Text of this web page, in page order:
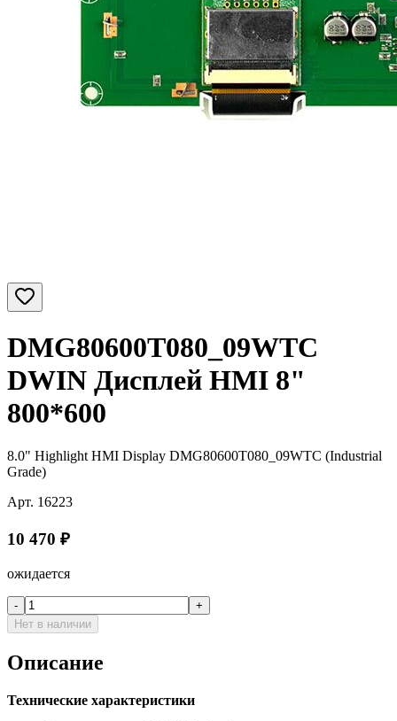
DMG80600T080_09WTC
DWIN Дисплей HMI 8"
800*600
8.0" Highlight HMI Display DMG80600T080_09WTC (Industrial
Grade)
Арт. 16223
10 470 ₽
ожидается
-
+
Нет в наличии
Описание
Технические характеристики